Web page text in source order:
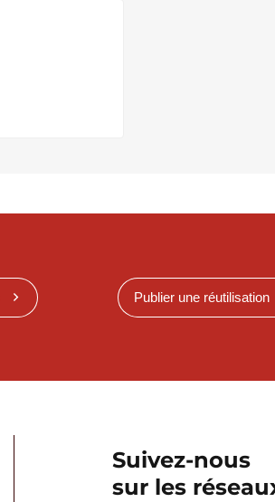
Publier une réutilisation
Suivez-nous
sur les